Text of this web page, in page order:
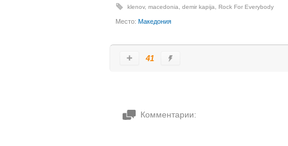
klenov, macedonia demir kapija Rock For Everybody
Место: Македония
41
Комментарии: